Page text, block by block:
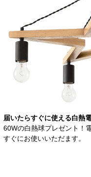
届いたらすぐに使える白熱
60Wの白熱球プレゼント！
すぐにお使いいただます。